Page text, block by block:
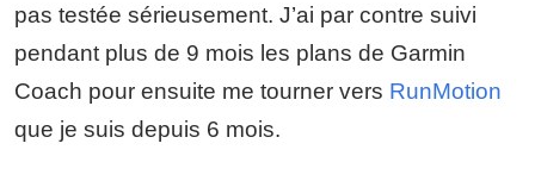
pas testée sérieusement. J’ai par contre suivi
pendant plus de 9 mois les plans de Garmin
Coach pour ensuite me tourner vers RunMotion
que je suis depuis 6 mois.